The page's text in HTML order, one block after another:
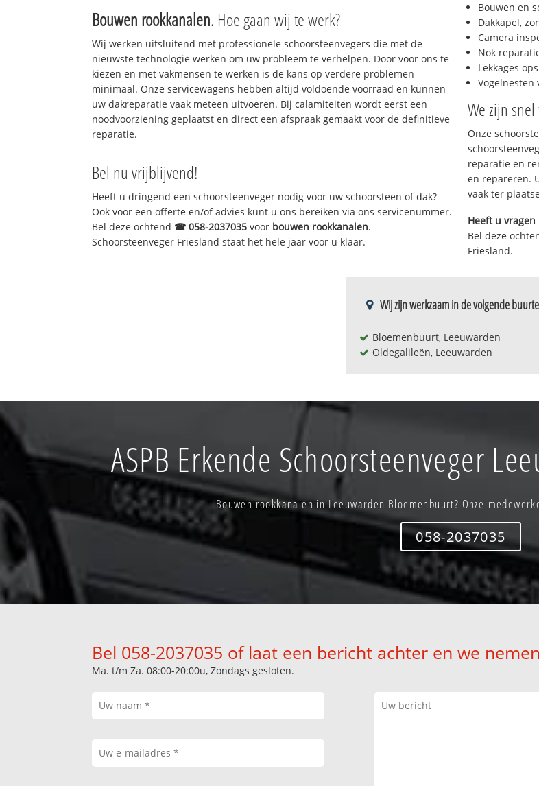
Bouwen rookkanalen. Hoe gaan wij te werk?
Wij werken uitsluitend met professionele schoorsteenvegers die met de
nieuwste technologie werken om uw probleem te verhelpen. Door voor ons te
kiezen en met vakmensen te werken is de kans op verdere problemen
minimaal. Onze servicewagens hebben altijd voldoende voorraad en kunnen
uw dakreparatie vaak meteen uitvoeren. Bij calamiteiten wordt eerst een
noodvoorziening geplaatst en direct een afspraak gemaakt voor de definitieve
reparatie.
Bel nu vrijblijvend!
Heeft u dringend een schoorsteenveger nodig voor uw schoorsteen of dak?
Ook voor een offerte en/of advies kunt u ons bereiken via ons servicenummer.
Bel deze ochtend ☎058-2037035 voor bouwen rookkanalen.
Schoorsteenveger Friesland staat het hele jaar voor u klaar.
Bouwen en
Dakkapel,
Camera
Nok
Lekkages
Vogelnesten
We zijn
Onze
reparatie en
en repareren.
vaak ter
Heeft u
Bel deze
Friesland.
Wij zijn werkzaam in de volgende
Bloemenbuurt, Leeuwarden
Oldegalileën, Leeuwarden
ASPB Erkende Schoorsteenveger
Bouwen rookkanalen in Leeuwarden Bloemenbuurt? Onze
058-2037035
Bel 058-2037035 of laat een bericht achter en we
Ma. t/m Za. 08:00-20:00u, Zondags gesloten.